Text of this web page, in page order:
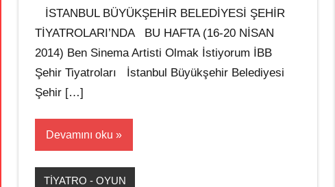
İSTANBUL BÜYÜKŞEHİR BELEDİYESİ ŞEHİR
TİYATROLARI’NDA BU HAFTA (16-20 NİSAN
2014) Ben Sinema Artisti Olmak İstiyorum İBB
Şehir Tiyatroları İstanbul Büyükşehir Belediyesi
Şehir […]
Devamını oku
TİYATRO - OYUN